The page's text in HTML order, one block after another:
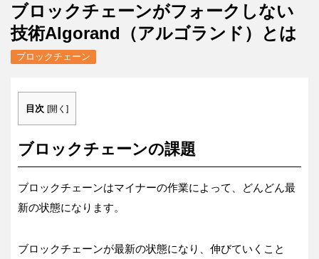
ブロックチェーンがフォークしない
技術Algorand（アルゴランド）とは
ブロックチェーン
目次 [開く ]
ブロックチェーンの課題
ブロックチェーンはマイナーの作業によって、どんどん最
新の状態になります。
ブロックチェーンが最新の状態になり、伸びていくこと